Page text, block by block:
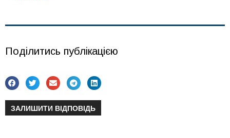
Поділитись публікацією
ЗАЛИШИТИ ВІДПОВІДЬ